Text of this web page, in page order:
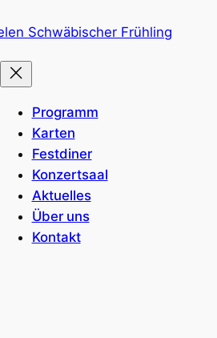
Programm
Karten
Festdiner
Konzertsaal
Aktuelles
Über uns
Kontakt